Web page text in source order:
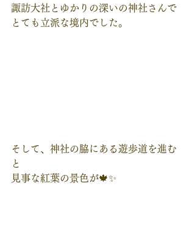
諏訪大社とゆかりの深いの神社さんで
とても立派な境内でした。
そして、神社の脇にある遊歩道を進む
と
見事な紅葉の景色が🍁✨